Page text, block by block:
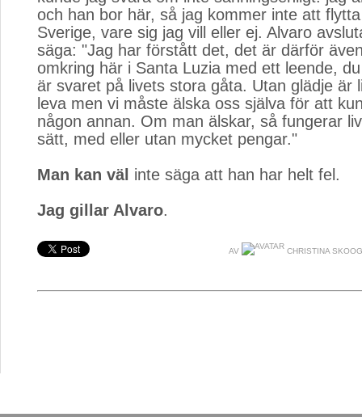
och han bor här, så jag kommer inte att
Sverige, vare sig jag vill eller ej. Alvaro
säga: "Jag har förstått det, det är därför
omkring här i Santa Luzia med ett leende,
är svaret på livets stora gåta. Utan glädje är
leva men vi måste älska oss själva för att
någon annan. Om man älskar, så fungerar
sätt, med eller utan mycket pengar."
Man kan väl inte säga att han har helt fel.
Jag gillar Alvaro.
AV CHRISTINA